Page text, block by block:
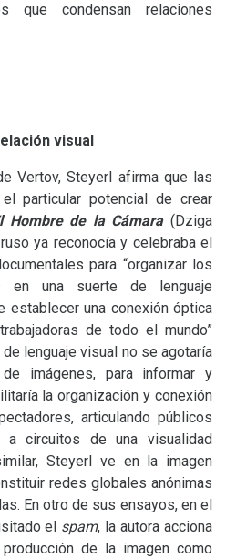
que condensan relaciones
visual
Vertov, Steyerl afirma que las
particular potencial de crear
Hombre de la Cámara (Dziga
ya reconocía y celebraba el
para “organizar los
en una suerte de lenguaje
establecer una conexión óptica
de todo el mundo”
lenguaje visual no se agotaría
imágenes, para informar y
la organización y conexión
articulando públicos
a circuitos de una visualidad
Steyerl ve en la imagen
redes globales anónimas
En otro de sus ensayos, en el
el spam, la autora acciona
de la imagen como